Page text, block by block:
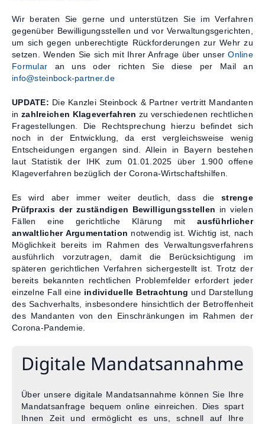
Kontakt
Wir beraten Sie gerne und unterstützen Sie im Verfahren
gegenüber Bewilligungsstellen und vor Verwaltungsgerichten,
um sich gegen unberechtigte Rückforderungen zur Wehr zu
setzen. Wenden Sie sich mit Ihrer Anfrage über unserOnline
Formular an uns oder richten Sie diese per Mail an
info@steinbock-partner.de
UPDATE: Die Kanzlei Steinbock & Partner vertritt Mandanten
in zahlreichen Klageverfahren zu verschiedenen rechtlichen
Fragestellungen. Die Rechtsprechung hierzu befindet sich
noch in der Entwicklung, da erst vergleichsweise wenig
Entscheidungen ergangen sind. Allein in Bayern bestehen
laut Statistik der IHK zum 01.01.2025 über 1.900 offene
Klageverfahren bezüglich der Corona-Wirtschaftshilfen.
Es wird aber immer weiter deutlich, dass diestrenge
Prüfpraxis der zuständigen Bewilligungsstellen in vielen
Fällen eine gerichtliche Klärung mitausführlicher
anwaltlicher Argumentation notwendig ist. Wichtig ist, nach
Möglichkeit bereits im Rahmen des Verwaltungsverfahrens
ausführlich vorzutragen, damit die Berücksichtigung im
späteren gerichtlichen Verfahren sichergestellt ist. Trotz der
bereits bekannten rechtlichen Problemfelder erfordert jeder
einzelne Fall eine individuelle Betrachtung und Darstellung
des Sachverhalts, insbesondere hinsichtlich der Betroffenheit
des Mandanten von den Einschränkungen im Rahmen der
Corona-Pandemie.
Digitale Mandats­­annahme
Über unsere digitale Mandatsannahme können Sie Ihre
Mandatsanfrage bequem online einreichen. Dies spart
Ihnen Zeit und ermöglicht es uns, schnell auf Ihre